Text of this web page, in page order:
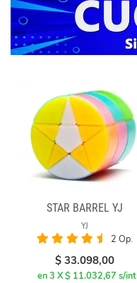
STAR BARREL YJ
YJ
2 Op.
$ 33.098,00
en 3 X $ 11.032,67 s/int